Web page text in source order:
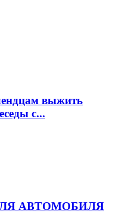
выжить
с...
АВТОМОБИЛЯ